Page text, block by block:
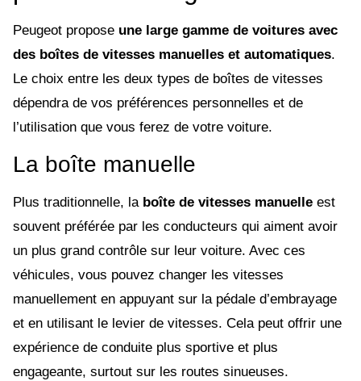
Peugeot propose une large gamme de voitures avec
des boîtes de vitesses manuelles et automatiques.
Le choix entre les deux types de boîtes de vitesses
dépendra de vos préférences personnelles et de
l’utilisation que vous ferez de votre voiture.
La boîte manuelle
Plus traditionnelle, la boîte de vitesses manuelle est
souvent préférée par les conducteurs qui aiment avoir
un plus grand contrôle sur leur voiture. Avec ces
véhicules, vous pouvez changer les vitesses
manuellement en appuyant sur la pédale d’embrayage
et en utilisant le levier de vitesses. Cela peut offrir une
expérience de conduite plus sportive et plus
engageante, surtout sur les routes sinueuses.